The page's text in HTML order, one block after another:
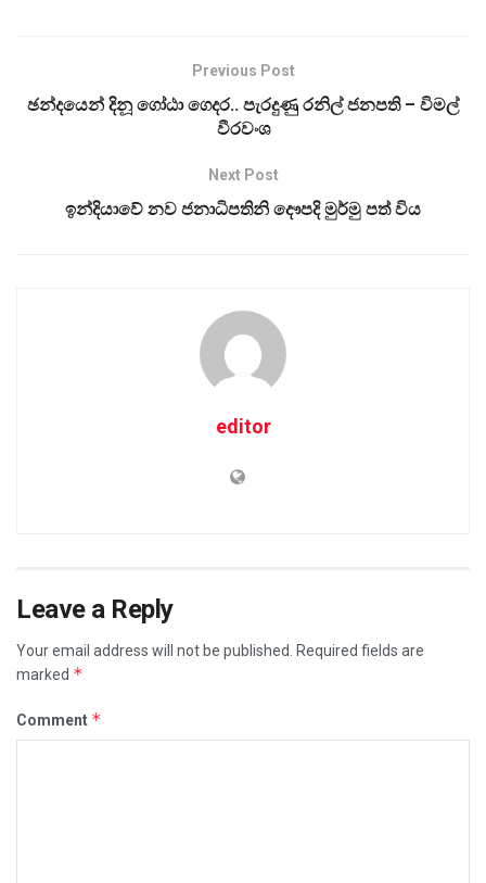
Previous Post
ඡන්දයෙන් දිනූ ගෝඨා ගෙදර.. පැරදුණු රනිල් ජනපති – විමල්
වීරවංශ
Next Post
ඉන්දියාවේ නව ජනාධිපතිනි දෞපදි මුර්මු පත් විය
editor
Leave a Reply
Your email address will not be published.
Required fields are
marked *
Comment *